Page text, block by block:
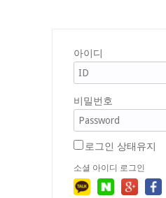
아이디
비밀번호
로그인 상태유지
소셜 아이디 로그인